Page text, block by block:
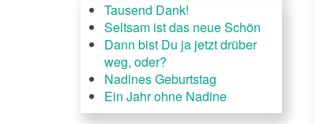
Tausend Dank!
Seltsam ist das neue Schön
Dann bist Du ja jetzt drüber
weg, oder?
Nadines Geburtstag
Ein Jahr ohne Nadine